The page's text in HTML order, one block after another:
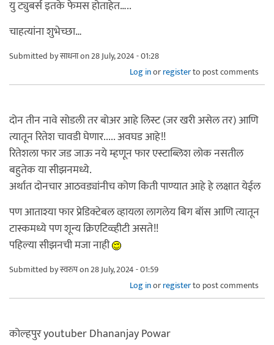
यु ट्युबर्स इतके फेमस होताहेत…..
चाहत्यांना शुभेच्छा…
Submitted byसाधनाon 28 July, 2024 - 01:28
Log inorregisterto post comments
दोन तीन नावे सोडली तर बोअर आहे लिस्ट (जर खरी असेल तर) आणि
त्यातून रितेश चावडी घेणार..... अवघड आहे!!
रितेशला फार जड जाऊ नये म्हणून फार एस्टाब्लिश लोक नसतील
बहुतेक या सीझनमध्ये.
अर्थात दोनचार आठवड्यांनीच कोण किती पाण्यात आहे हे लक्षात येईल
पण आताश्या फार प्रेडिक्टेबल व्हायला लागलेय बिग बॉस आणि त्यातून
टास्कमध्ये पण शून्य क्रिएटिव्व्हीटी असते!!
पहिल्या सीझनची मजा नाही
Submitted byस्वरुपon 28 July, 2024 - 01:59
Log inorregisterto post comments
कोल्हपुर youtuber Dhananjay Powar